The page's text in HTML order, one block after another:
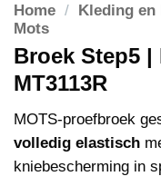
Home / Kleding en
Mots
Broek Step5 |
MT3113R
MOTS-proefbroek
volledig elastisch
kniebescherming in